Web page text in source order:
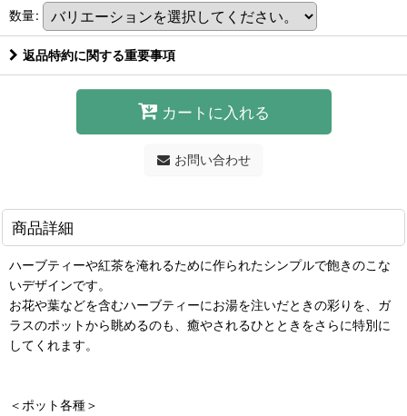
数量:
返品特約に関する重要事項
カートに入れる
お問い合わせ
商品詳細
ハーブティーや紅茶を淹れるために作られたシンプルで飽きのこな
いデザインです。
お花や葉などを含むハーブティーにお湯を注いだときの彩りを、ガ
ラスのポットから眺めるのも、癒やされるひとときをさらに特別に
してくれます。
＜ポット各種＞